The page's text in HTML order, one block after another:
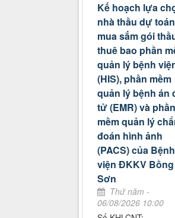
Kế hoạch lựa
nhà thầu dự toán
mua sắm gói
thuê bao phần
quản lý bệnh
(HIS), phần mềm
quản lý bệnh án
tử (EMR) và phần
mềm quản lý
đoán hình ảnh
(PACS) của Bệnh
viện ĐKKV Bồng
Sơn
Thứ năm -
06/08/2026 10:00